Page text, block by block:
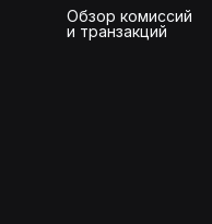
Обзор комиссий
и транзакций